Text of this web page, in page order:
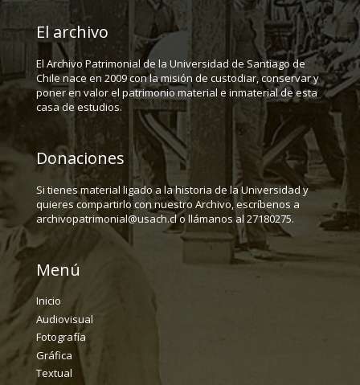
El archivo
El Archivo Patrimonial de la Universidad de Santiago de
Chile nace en 2009 con la misión de custodiar, conservar y
poner en valor el patrimonio material e inmaterial de esta
casa de estudios.
Donaciones
Si tienes material ligado a la historia de la Universidad y
quieres compartirlo con nuestro Archivo, escríbenos a
archivopatrimonial@usach.cl o llámanos al 27180275.
Menú
Inicio
Audiovisual
Fotografía
Gráfica
Textual